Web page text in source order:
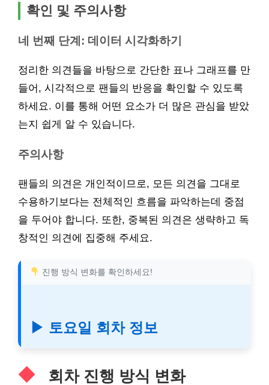
확인 및 주의사항
네 번째 단계: 데이터 시각화하기
정리한 의견들을 바탕으로 간단한 표나 그래프를 만
들어, 시각적으로 팬들의 반응을 확인할 수 있도록
하세요. 이를 통해 어떤 요소가 더 많은 관심을 받았
는지 쉽게 알 수 있습니다.
주의사항
팬들의 의견은 개인적이므로, 모든 의견을 그대로
수용하기보다는 전체적인 흐름을 파악하는데 중점
을 두어야 합니다. 또한, 중복된 의견은 생략하고 독
창적인 의견에 집중해 주세요.
진행 방식 변화를 확인하세요!
▶ 토요일 회차 정보
회차 진행 방식 변화